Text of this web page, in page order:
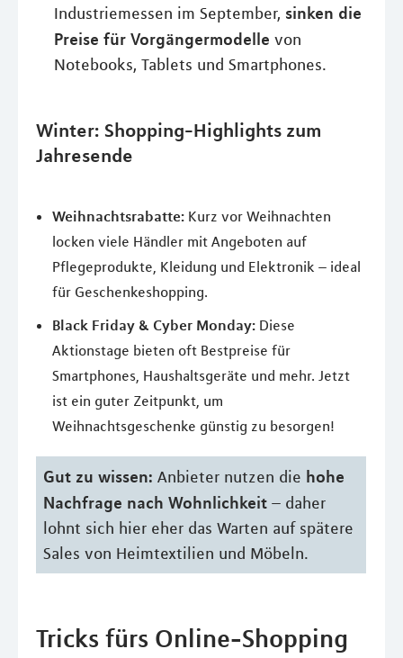
Industriemessen im September, sinken die
Preise für Vorgängermodelle von
Notebooks, Tablets und Smartphones.
Winter: Shopping-Highlights zum
Jahresende
Weihnachtsrabatte: Kurz vor Weihnachten
locken viele Händler mit Angeboten auf
Pflegeprodukte, Kleidung und Elektronik – ideal
für Geschenkeshopping.
Black Friday & Cyber Monday: Diese
Aktionstage bieten oft Bestpreise für
Smartphones, Haushaltsgeräte und mehr. Jetzt
ist ein guter Zeitpunkt, um
Weihnachtsgeschenke günstig zu besorgen!
Gut zu wissen: Anbieter nutzen die hohe
Nachfrage nach Wohnlichkeit – daher
lohnt sich hier eher das Warten auf spätere
Sales von Heimtextilien und Möbeln.
Tricks fürs Online-Shopping